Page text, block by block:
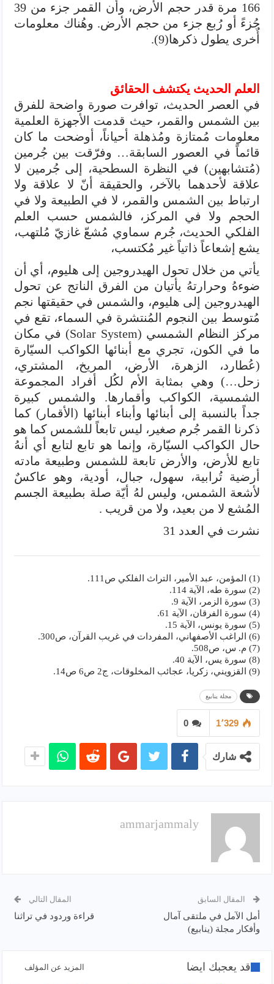
166 مرة قدر حجم الأرض، وأن القمر جزء من 39
جُزءً أو رُبع جزء من حجم الأرض. وهُناك معلومات
أُخرى يطول ذكرها(9).
العلم الحديث يكتشف الحقائق
في العصر الحديث، توافرت صورة واضحة للفرق
بين الشمس والقمر، حيث قدمت الأجهزة العلمية
معلومات مُمتازة ومُذهلة أحياناً، أوضحت ما كان
قائماً في العصور السابقة… وفرّقت بين جُرمين
(مُتشابهين) في النظرة السطحية، إلى جُرمين لا
علاقة لأحدهما بالآخر، والحقيقة أنّ لا علاقة ولا
ارتباط بين الشمس والقمر، لا في الطبيعة ولا في
الحجم ولا في المركز، فالشمس حسب العلم
الفلكي الحديث، جُرم سماوي مُشعّ غازيّ مُلتهب،
يشع إشعاعاً ذاتياً غير مُكتسب،
يأتي من خلال تحول الهيدروجين إلى هليوم، أي أن
ضوءهُ وحرارتهُ يأتيان من الفرق الناتج عن تحول
الهيدروجين إلى هليوم، والشمس في حقيقتها نجم
مُتوسط بين النجوم المُنتشرة في السماء، تقع في
مركز النظام الشمسي (Solar System) في مكان
ما في الكون، تجري مع أبنائها الكواكب السيّارة
(عُطارد، الزهرة، الأرض، المريخ، المشتري،
زحل…) وهي بمثابة الأم لكُل أفراد المجموعة
الشمسية، الكواكب وأقمارها. والشمس كبيرة
جداً بالنسبة إلى أبنائها وأبناء أبنائها (الأقمار) كما
ذكرنا القمر جُرم صغير، ليس تابعاً للشمس كما هو
حال الكواكب السيّارة، وإنما هو تابع لتابع أي أنهُ
تابع للأرض، والأرض تابعة للشمس وطبيعة مادته
أرضية تُرابية، سهول، جبال، أودية، وهو عاكسٌ
لأشعة الشمس، وليس لهُ أيّة صلة بطبيعة الجسم
المُشع لا من بعيد، ولا من قريب .
نشرت في العدد 31
(1) المؤمن، عبد الأمير، التراث الفلكي ص111.
(2) سورة طه، الآية 114.
(3) سورة الزمر، الآية 9.
(4) سورة الفرقان، الآية 61.
(5) سورة يونس، الآية 15.
(6) الراغب الأصفهاني، المفردات في غريب القرآن، ص300.
(7) م. س، ص508.
(8) سورة يس، الآية 40.
(9) القزويني، زكريا، عجائب المخلوقات، ج2 ص6 ص14.
مجلة ينابيع
0 1٬329
شارك
ammarjammaly
المقال السابق
أمل الآمل في ملتقى آمال
وأفكار مجلة (ينابيع)
المقال التالي
قراءة وردود في تراثنا
قد يعجبك ايضا المزيد عن المؤلف